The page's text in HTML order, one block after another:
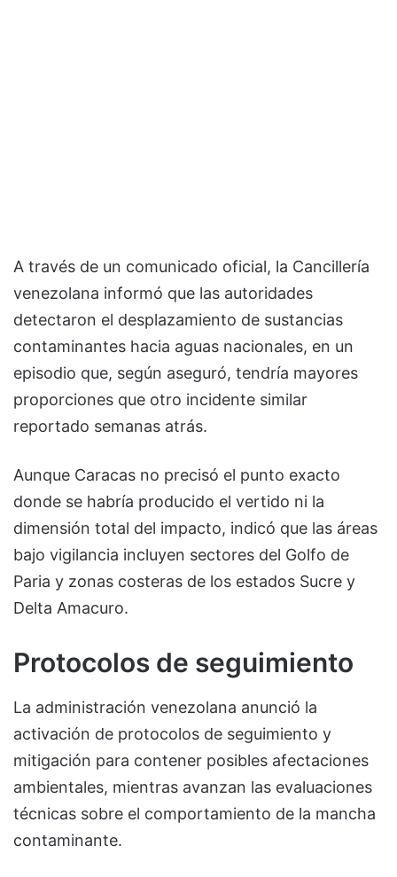
A través de un comunicado oficial, la Cancillería
venezolana informó que las autoridades
detectaron el desplazamiento de sustancias
contaminantes hacia aguas nacionales, en un
episodio que, según aseguró, tendría mayores
proporciones que otro incidente similar
reportado semanas atrás.
Aunque Caracas no precisó el punto exacto
donde se habría producido el vertido ni la
dimensión total del impacto, indicó que las áreas
bajo vigilancia incluyen sectores del Golfo de
Paria y zonas costeras de los estados Sucre y
Delta Amacuro.
Protocolos de seguimiento
La administración venezolana anunció la
activación de protocolos de seguimiento y
mitigación para contener posibles afectaciones
ambientales, mientras avanzan las evaluaciones
técnicas sobre el comportamiento de la mancha
contaminante.